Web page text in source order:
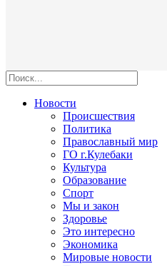
Новости
Происшествия
Политика
Православный мир
ГО г.Кулебаки
Культура
Образование
Спорт
Мы и закон
Здоровье
Это интересно
Экономика
Мировые новости